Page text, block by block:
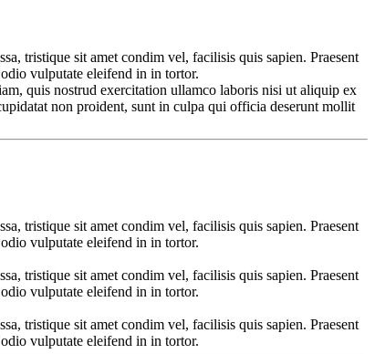
tristique sit amet condim vel, facilisis quis sapien. Praesent
vulputate eleifend in in tortor.
quis nostrud exercitation ullamco laboris nisi ut aliquip ex
non proident, sunt in culpa qui officia deserunt mollit
tristique sit amet condim vel, facilisis quis sapien. Praesent
vulputate eleifend in in tortor.
tristique sit amet condim vel, facilisis quis sapien. Praesent
vulputate eleifend in in tortor.
tristique sit amet condim vel, facilisis quis sapien. Praesent
vulputate eleifend in in tortor.